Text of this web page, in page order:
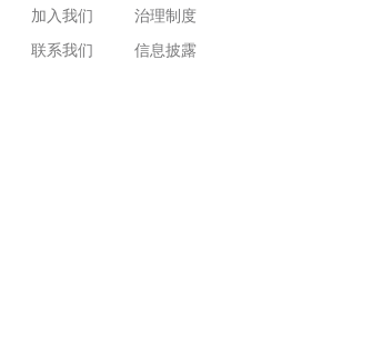
加入我们
联系我们
治理制度
信息披露